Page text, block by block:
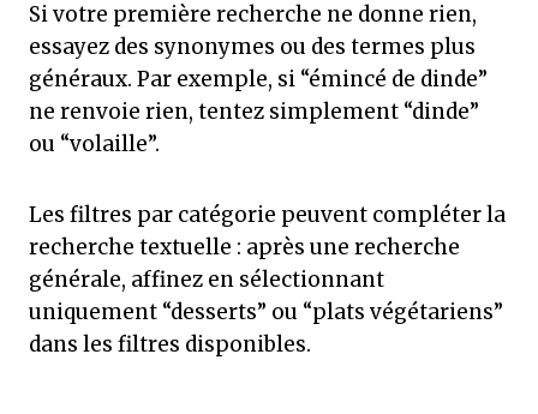
Si votre première recherche ne donne rien,
essayez des synonymes ou des termes plus
généraux. Par exemple, si “émincé de dinde”
ne renvoie rien, tentez simplement “dinde”
ou “volaille”.
Les filtres par catégorie peuvent compléter la
recherche textuelle : après une recherche
générale, affinez en sélectionnant
uniquement “desserts” ou “plats végétariens”
dans les filtres disponibles.